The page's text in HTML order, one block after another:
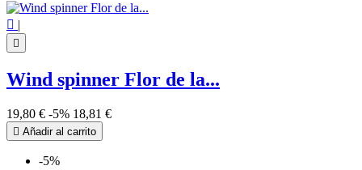
 |

Wind spinner Flor de la...
19,80 € -5% 18,81 €
 Añadir al carrito
-5%